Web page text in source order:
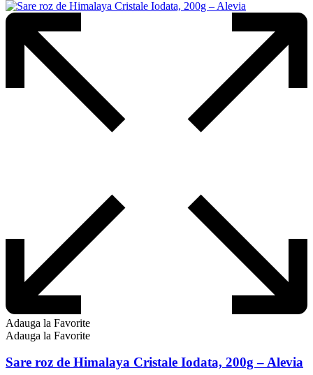
Adauga la Favorite
Adauga la Favorite
Sare roz de Himalaya Cristale Iodata, 200g – Alevia